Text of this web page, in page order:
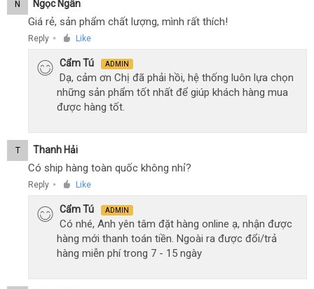
N Ngọc Ngân
Giá rẻ, sản phẩm chất lượng, mình rất thích!
Reply ● Like
Cẩm Tú ADMIN
Dạ, cảm ơn Chị đã phải hồi, hệ thống luôn lựa chọn
những sản phẩm tốt nhất để giúp khách hàng mua
được hàng tốt.
T Thanh Hải
Có ship hàng toàn quốc không nhỉ?
Reply ● Like
Cẩm Tú ADMIN
Có nhé, Anh yên tâm đặt hàng online ạ, nhận được
hàng mới thanh toán tiền. Ngoài ra được đổi/trả
hàng miễn phí trong 7 - 15 ngày